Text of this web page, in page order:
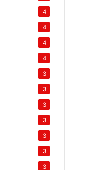
4
4
4
4
3
3
3
3
3
3
3